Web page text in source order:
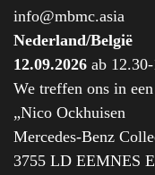
info@mbmc.asia
Nederland/België
12.09.2026 ab
We treffen ons in
„Nico Ockhuisen
Mercedes-Benz
3755 LD EEMNES